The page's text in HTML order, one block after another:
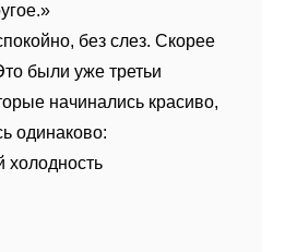
без слез. Скорее
были уже третьи
начинались красиво,
одинаково:
холодность